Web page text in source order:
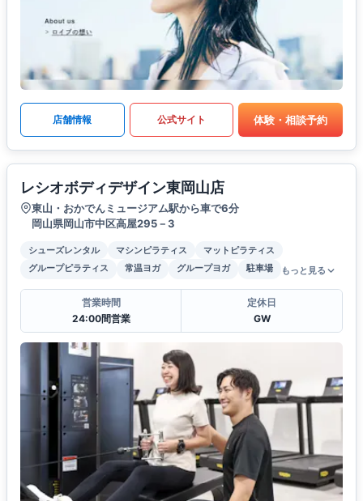
店舗情報 公式サイト 体験・相談予約
レシオボディデザイン東岡山店
東山・おかでんミュージアム駅から車で6分
岡山県岡山市中区高屋295－3
シューズレンタル マシンピラティス
マットピラティス
グループピラティス
常温ヨガ グループヨガ 駐車場 もっと見る
営業時間
24:00間営業
定休日
GW